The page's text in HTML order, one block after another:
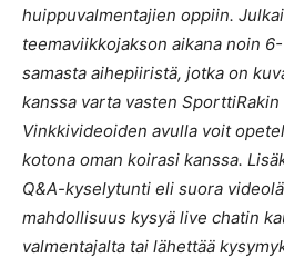
huippuvalmentajien oppiin.
teemaviikkojakson aikana noin
samasta aihepiiristä, jotka on
kanssa varta vasten
Vinkkivideoiden avulla voit
kotona oman koirasi kanssa.
Q&A-kyselytunti eli suora
mahdollisuus kysyä live chatin
valmentajalta tai lähettää